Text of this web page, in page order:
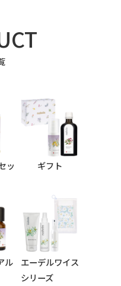
ッ
ギフト
ル
エーデルワイス
シリーズ